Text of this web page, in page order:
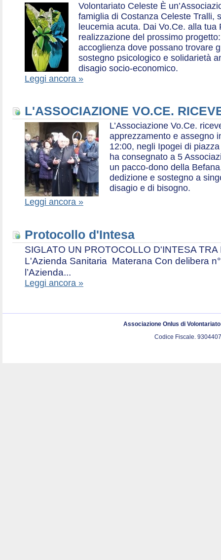
Volontariato Celeste È
famiglia di Costanza Celeste Tralli,
leucemia acuta. Dai Vo.Ce. alla tua
realizzazione del prossimo
accoglienza dove possano trovare
sostegno psicologico e solidarietà
disagio socio-economico.
Leggi ancora »
L'ASSOCIAZIONE VO.CE.
L’Associazione Vo.Ce.
apprezzamento e assegno
12:00, negli Ipogei di
ha consegnato a 5
un pacco-dono della
dedizione e sostegno a
disagio e di bisogno.
Leggi ancora »
Protocollo d'Intesa
SIGLATO UN PROTOCOLLO D'INTESA
L'Azienda Sanitaria Materana Con delibera
l’Azienda...
Leggi ancora »
Associazione Onlus di
Codice Fiscale.